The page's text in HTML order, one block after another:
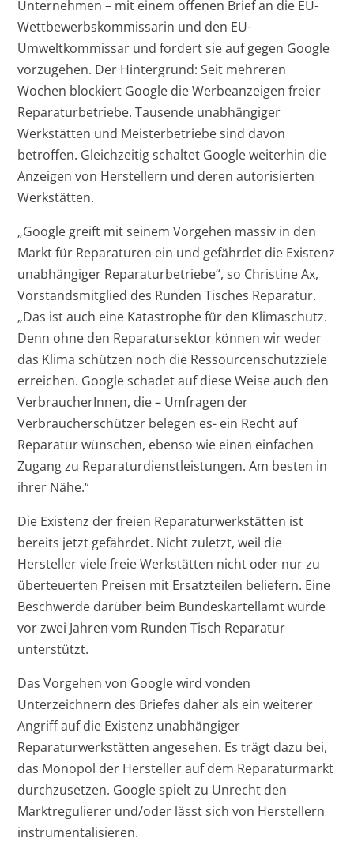
Unternehmen – mit einem offenen Brief an die EU-
Wettbewerbskommissarin und den EU-
Umweltkommissar und fordert sie auf gegen Google
vorzugehen. Der Hintergrund: Seit mehreren
Wochen blockiert Google die Werbeanzeigen freier
Reparaturbetriebe. Tausende unabhängiger
Werkstätten und Meisterbetriebe sind davon
betroffen. Gleichzeitig schaltet Google weiterhin die
Anzeigen von Herstellern und deren autorisierten
Werkstätten.
„Google greift mit seinem Vorgehen massiv in den
Markt für Reparaturen ein und gefährdet die Existenz
unabhängiger Reparaturbetriebe“, so Christine Ax,
Vorstandsmitglied des Runden Tisches Reparatur.
„Das ist auch eine Katastrophe für den Klimaschutz.
Denn ohne den Reparatursektor können wir weder
das Klima schützen noch die Ressourcenschutzziele
erreichen. Google schadet auf diese Weise auch den
VerbraucherInnen, die – Umfragen der
Verbraucherschützer belegen es- ein Recht auf
Reparatur wünschen, ebenso wie einen einfachen
Zugang zu Reparaturdienstleistungen. Am besten in
ihrer Nähe.“
Die Existenz der freien Reparaturwerkstätten ist
bereits jetzt gefährdet. Nicht zuletzt, weil die
Hersteller viele freie Werkstätten nicht oder nur zu
überteuerten Preisen mit Ersatzteilen beliefern. Eine
Beschwerde darüber beim Bundeskartellamt wurde
vor zwei Jahren vom Runden Tisch Reparatur
unterstützt.
Das Vorgehen von Google wird vonden
Unterzeichnern des Briefes daher als ein weiterer
Angriff auf die Existenz unabhängiger
Reparaturwerkstätten angesehen. Es trägt dazu bei,
das Monopol der Hersteller auf dem Reparaturmarkt
durchzusetzen. Google spielt zu Unrecht den
Marktregulierer und/oder lässt sich von Herstellern
instrumentalisieren.